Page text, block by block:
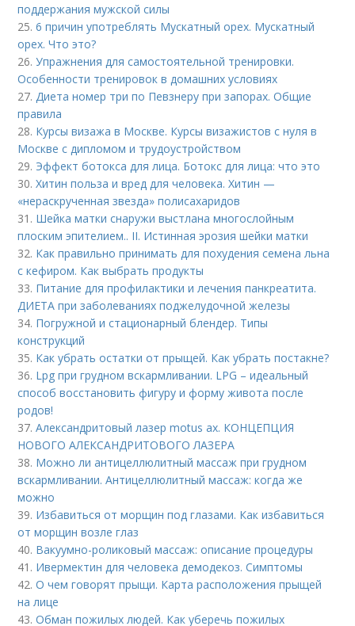
поддержания мужской силы
25.6 причин употреблять Мускатный орех. Мускатный
орех. Что это?
26.Упражнения для самостоятельной тренировки.
Особенности тренировок в домашних условиях
27. Диета номер три по Певзнеру при запорах. Общие
правила
28. Курсы визажа в Москве. Курсы визажистов с нуля в
Москве с дипломом и трудоустройством
29. Эффект ботокса для лица. Ботокс для лица: что это
30.Хитин польза и вред для человека. Хитин —
«нераскрученная звезда» полисахаридов
31. Шейка матки снаружи выстлана многослойным
плоским эпителием.. II. Истинная эрозия шейки матки
32. Как правильно принимать для похудения семена льна
с кефиром. Как выбрать продукты
33. Питание для профилактики и лечения панкреатита.
ДИЕТА при заболеваниях поджелудочной железы
34. Погружной и стационарный блендер. Типы
конструкций
35. Как убрать остатки от прыщей. Как убрать постакне?
36. Lpg при грудном вскармливании. LPG – идеальный
способ восстановить фигуру и форму живота после
родов!
37.Александритовый лазер motus ax. КОНЦЕПЦИЯ
НОВОГО АЛЕКСАНДРИТОВОГО ЛАЗЕРА
38. Можно ли антицеллюлитный массаж при грудном
вскармливании. Антицеллюлитный массаж: когда же
можно
39. Избавиться от морщин под глазами. Как избавиться
от морщин возле глаз
40. Вакуумно-роликовый массаж: описание процедуры
41. Ивермектин для человека демодекоз. Симптомы
42.О чем говорят прыщи. Карта расположения прыщей
на лице
43.Обман пожилых людей. Как уберечь пожилых